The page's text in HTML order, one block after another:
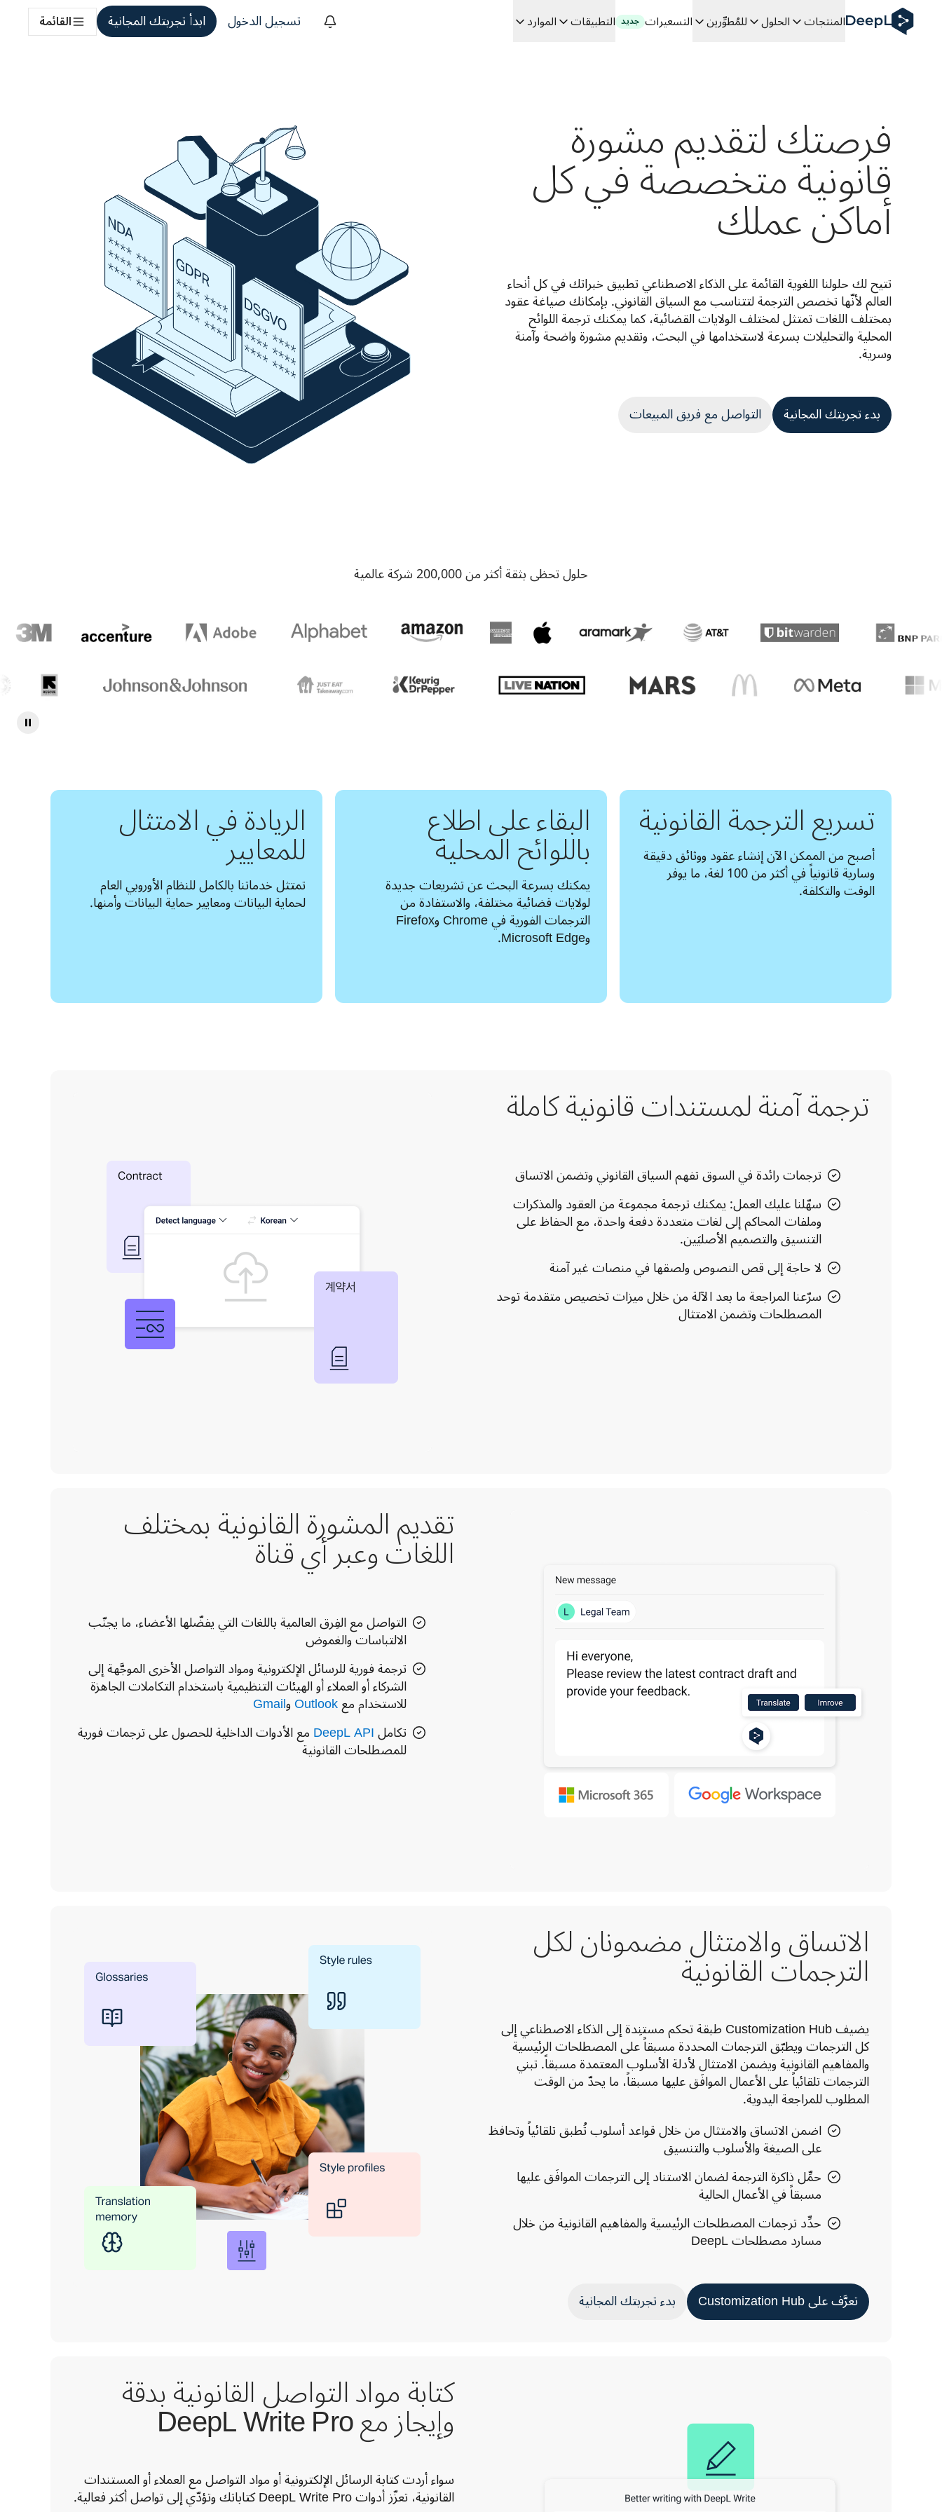
DeepL لوكلاء الذكاء الاصطناعي
Translation Flow في DeepL: عمليات سير عمل جديدة مدعومة بالذكاء الاصطناعي لحالات الاستخدام والتكاملات الرئيسية
The ROI of AI-native translation
من ترجمة النصوص عالية الجودة إلى منصة صوتية تعمل في الوقت الفعلي
Building an instantly accessible voice demo with DeepL Voice API
المنتجات الحلول للمُطوِّرين التسعيرات جديد التطبيقات الموارد تسجيل الدخول ابدأ تجربتك المجانية القائمة
فرصتك لتقديم مشورة
قانونية متخصصة في كل
أماكن عملك
وسرية.
بدء تجربتك المجانية التواصل مع فريق المبيعات
حلول تحظى بثقة أكثر من 200,000 شركة عالمية
تسريع الترجمة القانونية
وسارية قانونياً في أكثر من 100 لغة، ما يوفر
الوقت والتكلفة.
البقاء على اطلاع
باللوائح المحلية
وMicrosoft Edge.
الريادة في الامتثال
للمعايير
لحماية البيانات ومعايير حماية البيانات وأمنها.
ترجمة آمنة لمستندات قانونية كاملة
ترجمات رائدة في السوق تفهم السياق القانوني وتضمن الاتساق
سهّلنا عليك العمل: يمكنك ترجمة مجموعة من العقود والمذكرات
وملفات المحاكم إلى لغات متعددة دفعة واحدة، مع الحفاظ على
التنسيق والتصميم الأصليَين.
لا حاجة إلى قص النصوص ولصقها في منصات غير آمنة
سرّعنا المراجعة ما بعد الآلة من خلال ميزات تخصيص متقدمة توحد
المصطلحات وتضمن الامتثال
تقديم المشورة القانونية بمختلف
اللغات وعبر أي قناة
التواصل مع الفِرق العالمية باللغات التي يفضّلها الأعضاء، ما يجنّب
الالتباسات والغموض
ترجمة فورية للرسائل الإلكترونية ومواد التواصل الأخرى الموجَّهة إلى
الشركاء أو العملاء أو الهيئات التنظيمية باستخدام التكاملات الجاهزة
للاستخدام معOutlookوGmail
تكاملDeepL APIمع الأدوات الداخلية للحصول على ترجمات فورية
للمصطلحات القانونية
الاتساق والامتثال مضمونان لكل
الترجمات القانونية
المطلوب للمراجعة اليدوية.
اضمن الاتساق والامتثال من خلال قواعد أسلوب تُطبق تلقائياً وتحافظ
على الصيغة والأسلوب والتنسيق
حمِّل ذاكرة الترجمة لضمان الاستناد إلى الترجمات الموافَق عليها
مسبقاً في الأعمال الحالية
حدِّد ترجمات المصطلحات الرئيسية والمفاهيم القانونية من خلال
مسارد مصطلحات DeepL
تعرَّف على Customization Hub بدء تجربتك المجانية
كتابة مواد التواصل القانونية بدقة
وإيجاز مع DeepL Write Pro
القانونية، تعزّز أدوات DeepL Write Pro كتاباتك وتؤدّي إلى تواصل أكثر فعالية.